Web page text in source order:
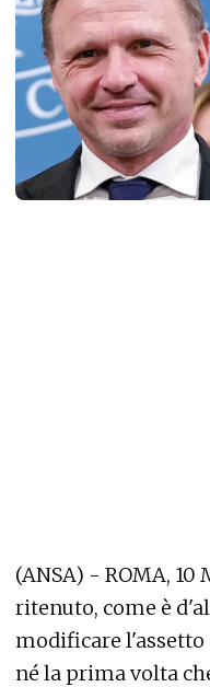
(ANSA) - ROMA,
ritenuto, come è
modificare l'assetto
né la prima volta